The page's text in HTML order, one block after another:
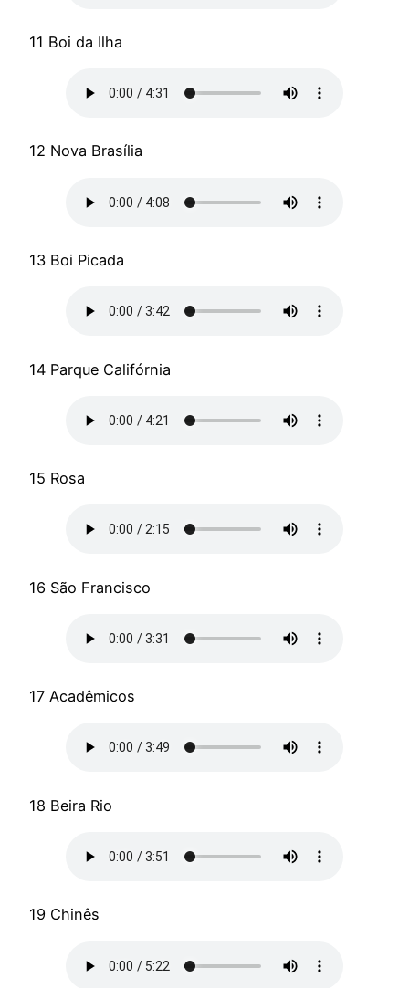
11 Boi da Ilha
12 Nova Brasília
13 Boi Picada
14 Parque Califórnia
15 Rosa
16 São Francisco
17 Acadêmicos
18 Beira Rio
19 Chinês